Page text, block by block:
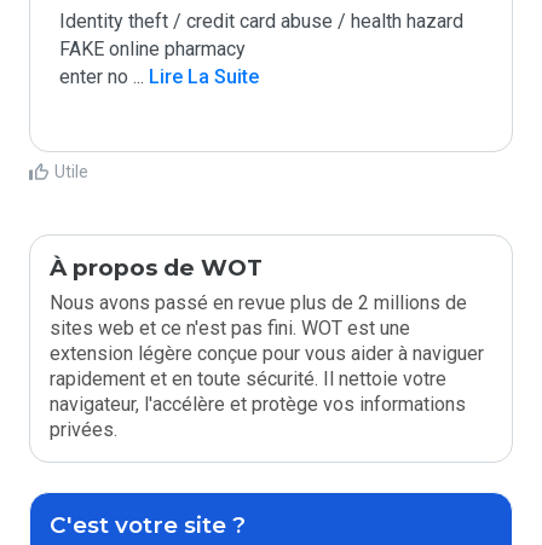
Identity theft / credit card abuse / health hazard
FAKE online pharmacy
enter no ... Lire La Suite
Utile
À propos de WOT
Nous avons passé en revue plus de 2 millions de
sites web et ce n'est pas fini. WOT est une
extension légère conçue pour vous aider à naviguer
rapidement et en toute sécurité. Il nettoie votre
navigateur, l'accélère et protège vos informations
privées.
C'est votre site ?